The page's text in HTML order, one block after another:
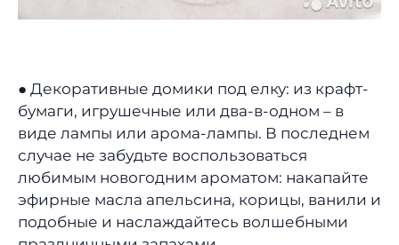
● Декоративные домики под елку: из крафт-
бумаги, игрушечные или два-в-одном – в
виде лампы или арома-лампы. В последнем
случае не забудьте воспользоваться
любимым новогодним ароматом: накапайте
эфирные масла апельсина, корицы, ванили и
подобные и наслаждайтесь волшебными